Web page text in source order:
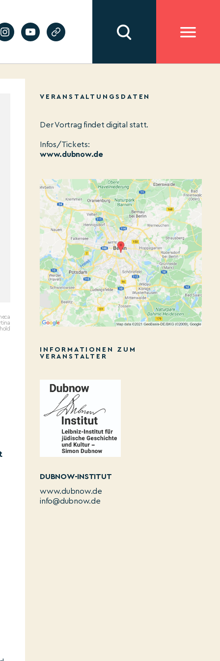
VERANSTALTUNGSDATEN
Der Vortrag findet digital statt.
Infos/Tickets:
www.dubnow.de
INFORMATIONEN ZUM
VERANSTALTER
DUBNOW-INSTITUT
www.dubnow.de
info@dubnow.de